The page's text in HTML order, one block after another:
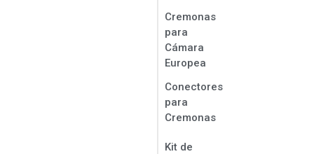
Cremonas
para
Cámara
Europea
Conectores
para
Cremonas
Kit de